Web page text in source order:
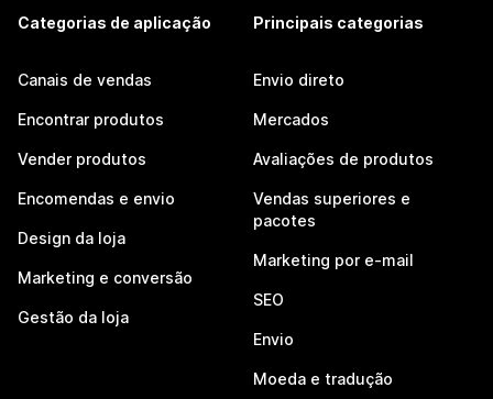
Categorias de aplicação
Canais de vendas
Encontrar produtos
Vender produtos
Encomendas e envio
Design da loja
Marketing e conversão
Gestão da loja
Principais categorias
Envio direto
Mercados
Avaliações de produtos
Vendas superiores e
pacotes
Marketing por e-mail
SEO
Envio
Moeda e tradução